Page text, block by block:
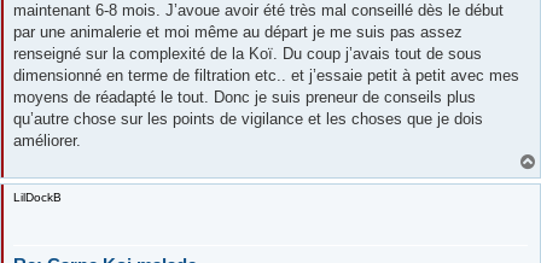
maintenant 6-8 mois. J’avoue avoir été très mal conseillé dès le début
par une animalerie et moi même au départ je me suis pas assez
renseigné sur la complexité de la Koï. Du coup j’avais tout de sous
dimensionné en terme de filtration etc.. et j’essaie petit à petit avec mes
moyens de réadapté le tout. Donc je suis preneur de conseils plus
qu’autre chose sur les points de vigilance et les choses que je dois
améliorer.
LilDockB